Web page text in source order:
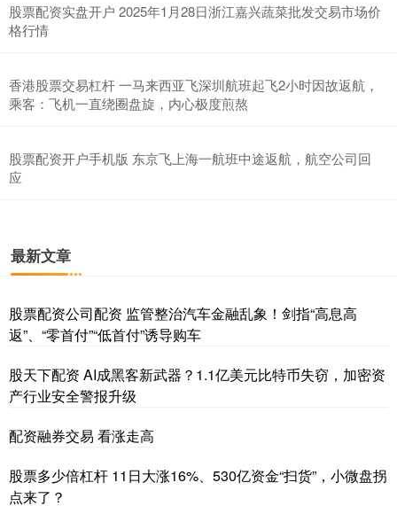
股票配资实盘开户 2025年1月28日浙江嘉兴蔬菜批发交易市场价
格行情
香港股票交易杠杆 一马来西亚飞深圳航班起飞2小时因故返航，
乘客：飞机一直绕圈盘旋，内心极度煎熬
股票配资开户手机版 东京飞上海一航班中途返航，航空公司回
应
最新文章
股票配资公司配资 监管整治汽车金融乱象！剑指“高息高
返”、“零首付”“低首付”诱导购车
股天下配资 AI成黑客新武器？1.1亿美元比特币失窃，加密资
产行业安全警报升级
配资融券交易 看涨走高
股票多少倍杠杆 11日大涨16%、530亿资金“扫货”，小微盘拐
点来了？